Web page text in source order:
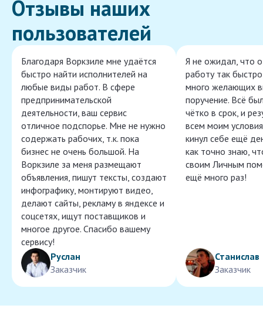
Отзывы наших
пользователей
Благодаря Воркзиле мне удаётся
быстро найти исполнителей на
любые виды работ. В сфере
предпринимательской
деятельности, ваш сервис
отличное подспорье. Мне не нужно
содержать рабочих, т.к. пока
бизнес не очень большой. На
Воркзиле за меня размещают
объявления, пишут тексты, создают
инфографику, монтируют видео,
делают сайты, рекламу в яндексе и
соцсетях, ищут поставщиков и
многое другое. Спасибо вашему
сервису!
Руслан
Заказчик
Я не ожидал, что
работу так
много желающих
поручение. Всё
чётко в срок, и
всем моим
кинул себе ещё
как точно знаю,
своим Личным
ещё много раз!
Станислав
Заказчик